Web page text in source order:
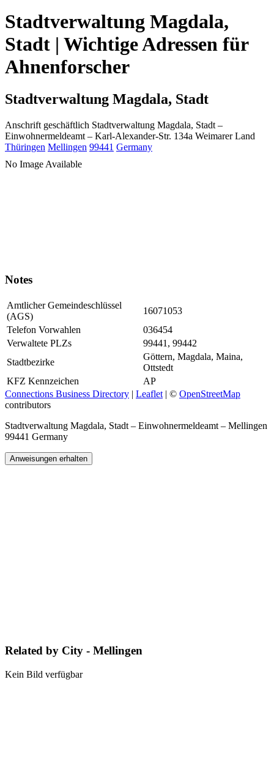
Stadtverwaltung Magdala,
Stadt | Wichtige Adressen für
Ahnenforscher
Stadtverwaltung Magdala, Stadt
Anschrift geschäftlich Stadtverwaltung Magdala, Stadt –
Einwohnermeldeamt – Karl-Alexander-Str. 134a Weimarer Land
Thüringen Mellingen 99441 Germany
No Image Available
Notes
Amtlicher Gemeindeschlüssel
(AGS)
16071053
Telefon Vorwahlen
036454
Verwaltete PLZs
99441, 99442
Stadtbezirke
Göttern, Magdala, Maina,
Ottstedt
KFZ Kennzeichen
AP
Connections Business Directory | Leaflet | © OpenStreetMap
contributors
Stadtverwaltung Magdala, Stadt – Einwohnermeldeamt – Mellingen
99441 Germany
Anweisungen erhalten
Related by City - Mellingen
Kein Bild verfügbar